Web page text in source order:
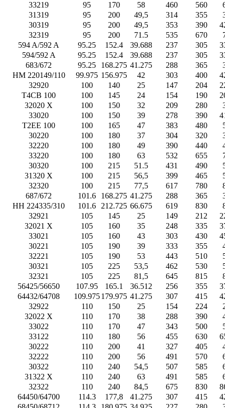
33219
95 170 58 460 560
31319
95 200 49,5 314 355
30319
95 200 49,5 353 390
32319
95 200 71.5 535 670
594 A/592 A
95.25 152.4 39.688 237 305
594/592 A
95.25 152.4 39.688 237 305
683/672
95.25 168.275 41.275 288 365
HM 220149/110
99.975 156.975 42 303 400
32920
100 140 25 147 204
T4CB 100
100 145 24 154 190
32020 X
100 150 32 209 280
33020
100 150 39 278 390
T2EE 100
100 165 47 383 480
30220
100 180 37 304 320
32220
100 180 49 390 440
33220
100 180 63 532 655
30320
100 215 51.5 431 490
31320 X
100 215 56,5 399 465
32320
100 215 77,5 617 780
687/672
101.6 168.275 41.275 288 365
HH 224335/310
101.6 212.725 66.675 619 830
32921
105 145 25 149 212
32021 X
105 160 35 248 335
33021
105 160 43 303 430
30221
105 190 39 333 355
32221
105 190 53 443 510
30321
105 225 53,5 462 530
32321
105 225 81,5 645 815
56425/56650
107.95 165.1 36.512 256 355
64432/64708
109.975179.975 41.275 307 415
32922
110 150 25 154 224
32022 X
110 170 38 288 390
33022
110 170 47 343 500
33122
110 180 56 455 630
30222
110 200 41 327 405
32222
110 200 56 491 570
30322
110 240 54,5 507 585
31322 X
110 240 63 491 585
32322
110 240 84,5 675 830
64450/64700
114.3 177,8 41.275 307 415